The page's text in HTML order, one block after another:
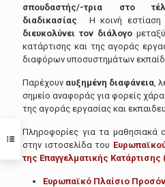
σπουδαστής/-τρια στο
διαδικασίας. Η κοινή εστίαση
διευκολύνει τον διάλογο
κατάρτισης και της αγοράς
διαφόρων υποσυστημάτων
Παρέχουν αυξημένη διαφάνεια,
σημείο αναφοράς για φορείς
της αγοράς εργασίας και
Πληροφορίες για τα μαθησιακά
στην ιστοσελίδα του
της Επαγγελματικής Κατάρτισης
Ευρωπαϊκό Πλαίσιο